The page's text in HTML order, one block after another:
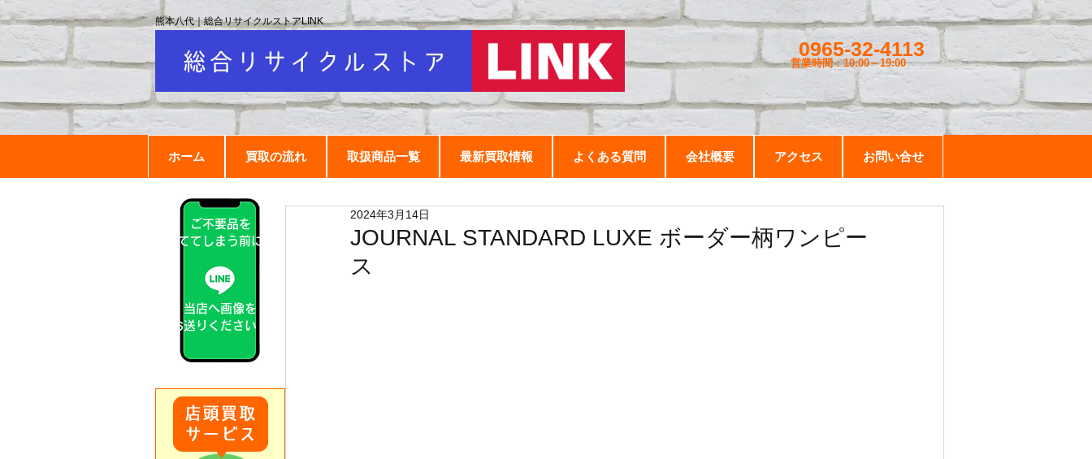
0965-32-4113
営業時間：10:00～19:00
ホーム 買取の流れ 取扱商品一覧 最新買取情報 よくある質問 会社概要 アクセス お問い合せ
熊本八代｜総合リサイクルストアLINK
JOURNAL STANDARD LUXE ボーダー柄ワンピー
ス
2024年3月14日
ご不要品を
捨ててしまう前に！
当店へ画像を
お送りください！